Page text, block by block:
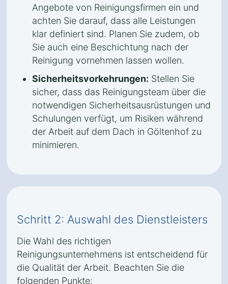
Angebote von Reinigungsfirmen ein und
achten Sie darauf, dass alle Leistungen
klar definiert sind. Planen Sie zudem, ob
Sie auch eine Beschichtung nach der
Reinigung vornehmen lassen wollen.
Sicherheitsvorkehrungen: Stellen Sie
sicher, dass das Reinigungsteam über die
notwendigen Sicherheitsausrüstungen und
Schulungen verfügt, um Risiken während
der Arbeit auf dem Dach in Göltenhof zu
minimieren.
Schritt 2: Auswahl des Dienstleisters
Die Wahl des richtigen
Reinigungsunternehmens ist entscheidend für
die Qualität der Arbeit. Beachten Sie die
folgenden Punkte: